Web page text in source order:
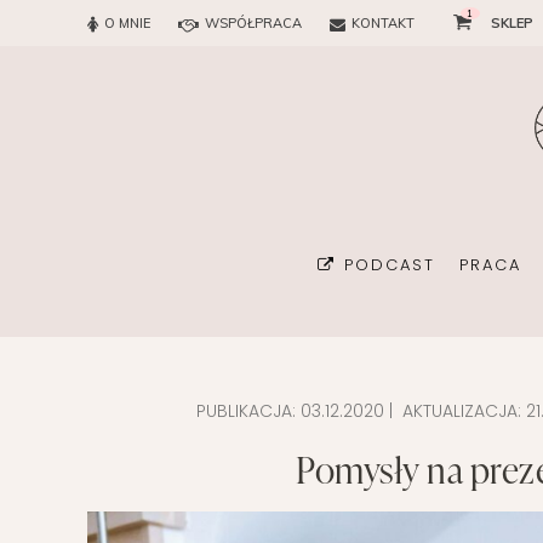
O MNIE WSPÓŁPRACA KONTAKT
1
SKLEP
PODCAST PRACA
BIURO
PUBLIKACJA: 03.12.2020 | AKTUALIZACJA:
Pomysły na